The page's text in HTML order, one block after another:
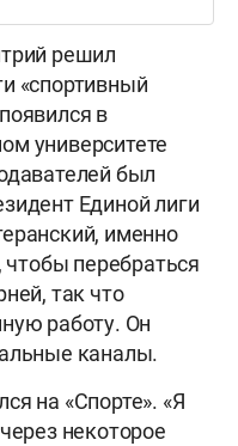
решил
«спортивный
в
университете
был
Единой лиги
именно
чтобы перебраться
так что
работу. Он
каналы.
на «Спорте». «Я
некоторое